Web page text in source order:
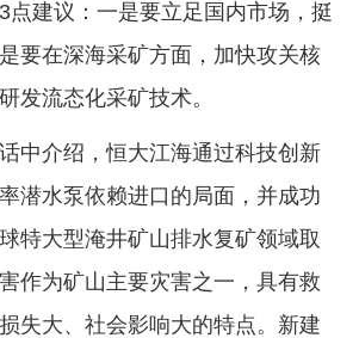
点建议：一是要立足国内市场，挺
要在深海采矿方面，加快攻关核
发流态化采矿技术。
中介绍，恒大江海通过科技创新
潜水泵依赖进口的局面，并成功
特大型淹井矿山排水复矿领域取
作为矿山主要灾害之一，具有救
失大、社会影响大的特点。新建